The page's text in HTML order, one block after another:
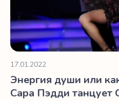
17.01.2022
Энергия души или
Сара Пэдди танцует